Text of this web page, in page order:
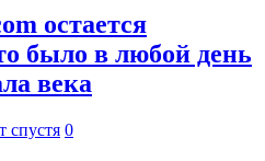
остается
было в любой день
века
спустя 0